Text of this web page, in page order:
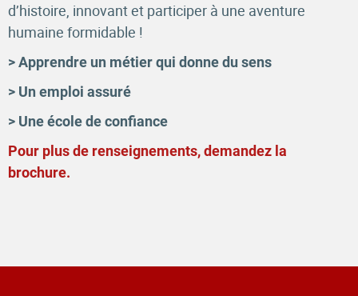
d’histoire, innovant et participer à une aventure
humaine formidable !
> Apprendre un métier qui donne du sens
> Un emploi assuré
> Une école de confiance
Pour plus de renseignements, demandez la
brochure.